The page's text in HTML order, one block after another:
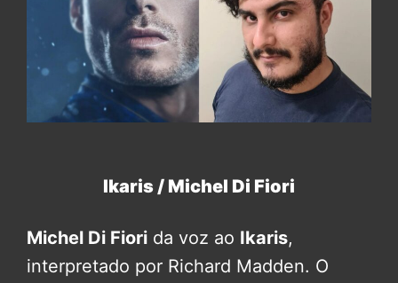
Ikaris / Michel Di Fiori
Michel Di Fiori da voz ao Ikaris,
interpretado por Richard Madden. O